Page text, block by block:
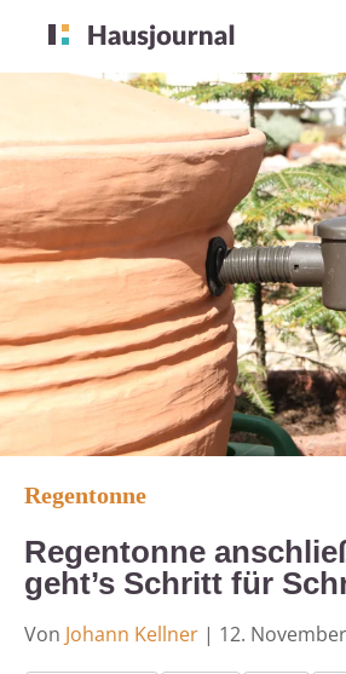
Regentonne
Regentonne
geht’s Schritt für
Von Johann Kellner | 12.